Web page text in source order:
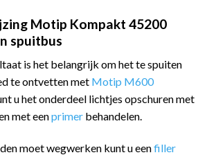
Motip Kompakt 45200
spuitbus
is het belangrijk om het te spuiten
te ontvetten met Motip M600
u het onderdeel lichtjes opschuren met
met eenprimer behandelen.
moet wegwerken kunt u eenfiller